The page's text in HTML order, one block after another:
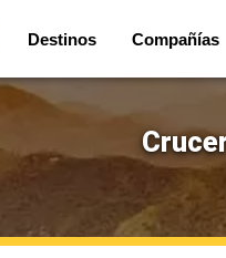
Destinos Compañías